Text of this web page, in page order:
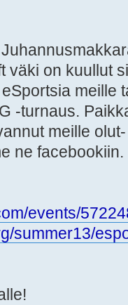
väki on kuullut
meille
-turnaus.
meille
ne facebookiin.
events/
summer13/